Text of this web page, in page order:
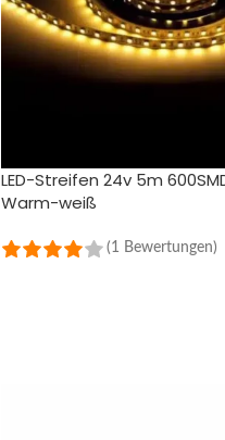
LED-Streifen 24v 5m
Warm-weiß
(1 Bewertungen)